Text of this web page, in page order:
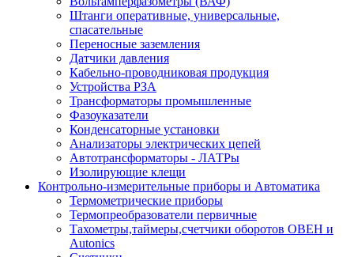
Штанги оперативные, универсальные,
спасательные
Переносные заземления
Датчики давления
Кабельно-проводниковая продукция
Устройства РЗА
Трансформаторы промышленные
Фазоуказатели
Конденсаторные установки
Анализаторы электрических цепей
Автотрансформаторы - ЛАТРы
Изолирующие клещи
Контрольно-измерительные приборы и Автоматика
Термометрические приборы
Термопреобразователи первичные
Тахометры,таймеры,счетчики оборотов ОВЕН и
Autonics